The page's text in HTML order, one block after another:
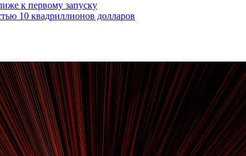
к первому запуску
10 квадриллионов долларов